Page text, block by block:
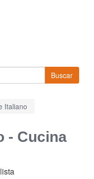
Buscar
Italiano
- Cucina